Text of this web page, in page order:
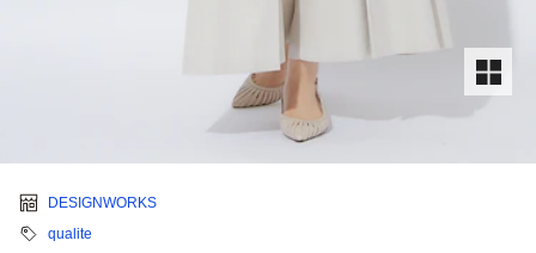
DESIGNWORKS
qualite